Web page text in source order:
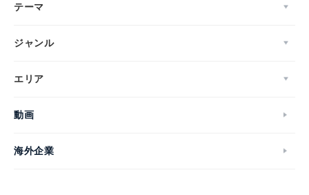
テーマ
ジャンル
エリア
動画
海外企業